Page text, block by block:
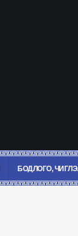
БОДЛОГО,